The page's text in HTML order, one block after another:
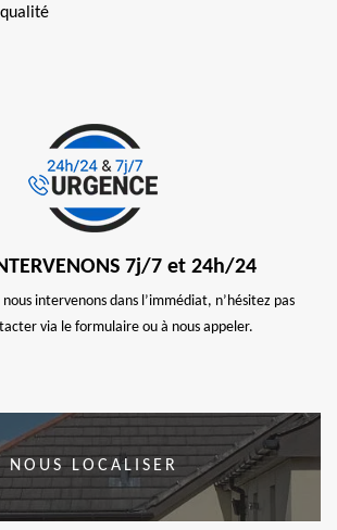
7j/7 et 24h/24
nous intervenons dans l’immédiat, n’hésitez pas
via le formulaire ou à nous appeler.
NOUS LOCALISER